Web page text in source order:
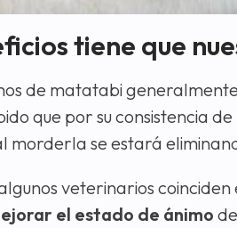
tiene que
de matatabi
que por su consistencia
morderla se estará
veterinarios
el estado de ánimo